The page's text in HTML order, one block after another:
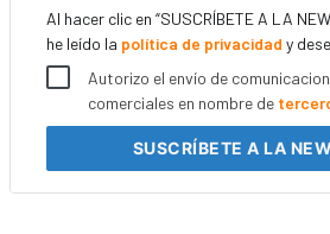
Al hacer clic en “SUSCRÍBETE A LA
he leído la política de privacidad y
Autorizo el envío de
comerciales en nombre de
SUSCRÍBETEA LA